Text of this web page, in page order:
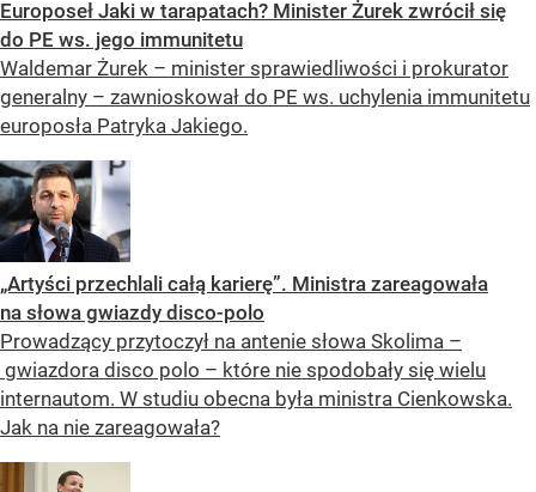
Europoseł Jaki w tarapatach? Minister Żurek zwrócił się
do PE ws. jego immunitetu
Waldemar Żurek – minister sprawiedliwości i prokurator
generalny – zawnioskował do PE ws. uchylenia immunitetu
europosła Patryka Jakiego.
„Artyści przechlali całą karierę”. Ministra zareagowała
na słowa gwiazdy disco-polo
Prowadzący przytoczył na antenie słowa Skolima –
gwiazdora disco polo – które nie spodobały się wielu
internautom. W studiu obecna była ministra Cienkowska.
Jak na nie zareagowała?